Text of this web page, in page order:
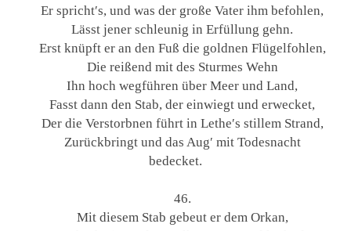
Er spricht′s, und was der große Vater ihm befohlen,
Lässt jener schleunig in Erfüllung gehn.
Erst knüpft er an den Fuß die goldnen Flügelfohlen,
Die reißend mit des Sturmes Wehn
Ihn hoch wegführen über Meer und Land,
Fasst dann den Stab, der einwiegt und erwecket,
Der die Verstorbnen führt in Lethe′s stillem Strand,
Zurückbringt und das Aug′ mit Todesnacht
bedecket.
46.
Mit diesem Stab gebeut er dem Orkan,